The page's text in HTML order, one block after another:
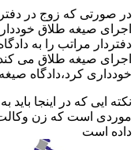
در صورتی که زوج در
اجرای صیغه طلاق
دفتردار مراتب را به
اجرای صیغه طلاق می
خودداری کرد،دادگاه
نکته ایی که در اینجا
موردی است که زن وکالت
داده است